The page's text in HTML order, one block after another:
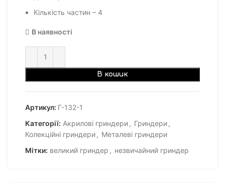
Кількість частин – 4
В наявності
В кошик
Артикул: Г-132-1
Категорії: Акрилові гриндери, Гриндери,
Колекційні гриндери, Металеві гриндери
Мітки: великий гриндер , незвичайний гриндер